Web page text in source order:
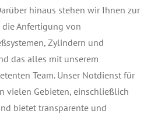
hinaus stehen wir Ihnen zur
Anfertigung von
Zylindern und
das alles mit unserem
Team. Unser Notdienst für
vielen Gebieten, einschließlich
bietet transparente und